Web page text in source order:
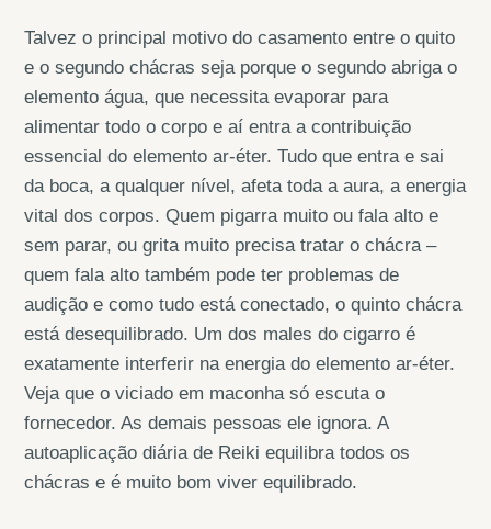
Talvez o principal motivo do casamento entre o quito
e o segundo chácras seja porque o segundo abriga o
elemento água, que necessita evaporar para
alimentar todo o corpo e aí entra a contribuição
essencial do elemento ar-éter. Tudo que entra e sai
da boca, a qualquer nível, afeta toda a aura, a energia
vital dos corpos. Quem pigarra muito ou fala alto e
sem parar, ou grita muito precisa tratar o chácra –
quem fala alto também pode ter problemas de
audição e como tudo está conectado, o quinto chácra
está desequilibrado. Um dos males do cigarro é
exatamente interferir na energia do elemento ar-éter.
Veja que o viciado em maconha só escuta o
fornecedor. As demais pessoas ele ignora. A
autoaplicação diária de Reiki equilibra todos os
chácras e é muito bom viver equilibrado.